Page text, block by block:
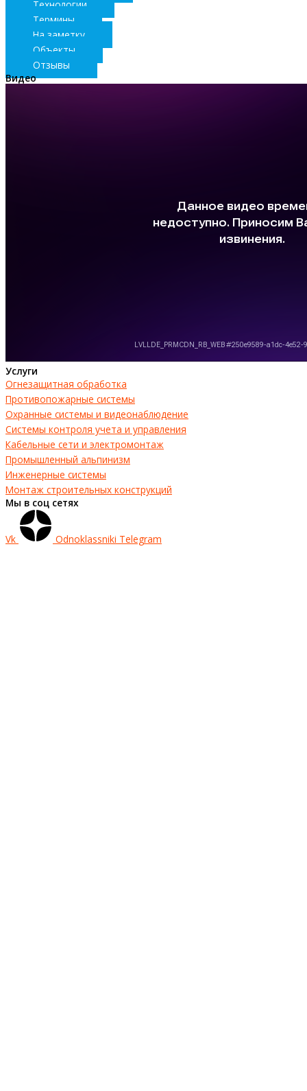
Технологии
Термины
На заметку
Объекты
Отзывы
Видео
Услуги
Огнезащитная обработка
Противопожарные системы
Охранные системы и видеонаблюдение
Системы контроля учета и управления
Кабельные сети и электромонтаж
Промышленный альпинизм
Инженерные системы
Монтаж строительных конструкций
Мы в соц сетях
Vk Odnoklassniki Telegram